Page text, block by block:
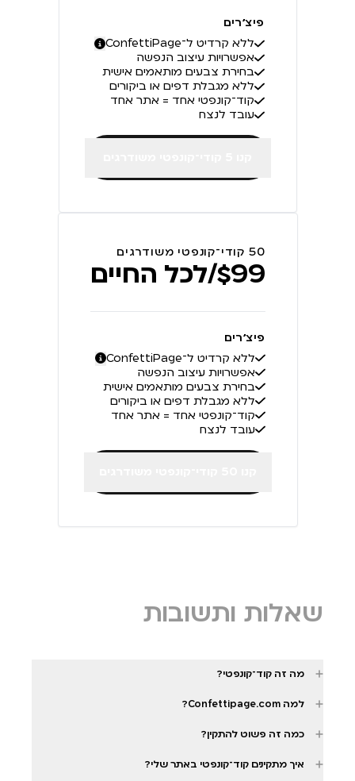
פיצ׳רים
ללא קרדיט ל־ConfettiPage
אפשרויות עיצוב הנפשה
בחירת צבעים מותאמים אישית
ללא מגבלת דפים או ביקורים
קוד־קונפטי אחד = אתר אחד
עובד לנצח
50 קודי־קונפטי משודרגים
$99/לכל החיים
פיצ׳רים
ללא קרדיט ל־ConfettiPage
אפשרויות עיצוב הנפשה
בחירת צבעים מותאמים אישית
ללא מגבלת דפים או ביקורים
קוד־קונפטי אחד = אתר אחד
עובד לנצח
שאלות ותשובות
מה זה קוד־קונפטי?
למה Confettipage.com?
כמה זה פשוט להתקין?
איך מתקינים קוד־קונפטי באתר שלי?